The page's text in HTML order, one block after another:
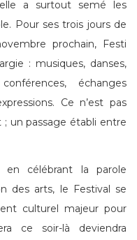
a surtout semé les
Pour ses trois jours de
prochain, Festi
: musiques, danses,
échanges
Ce n’est pas
un passage établi entre
célébrant la parole
des arts, le Festival se
culturel majeur pour
ce soir-là deviendra